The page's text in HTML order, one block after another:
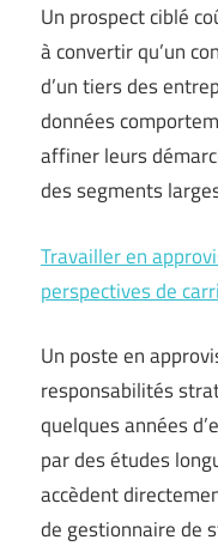
Un prospect ciblé
à convertir qu’un
d’un tiers des
données
affiner leurs
des segments
Travailler en
perspectives de
Un poste en
responsabilités
quelques années
par des études
accèdent
de gestionnaire de